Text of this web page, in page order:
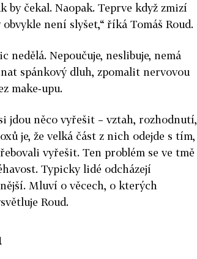
by čekal. Naopak. Teprve když zmizí
není slyšet,“ říká Tomáš Roud.
nedělá. Nepoučuje, neslibuje, nemá
spánkový dluh, zpomalit nervovou
make‑upu.
jdou něco vyřešit – vztah, rozhodnutí,
je, že velká část z nich odejde s tím,
vyřešit. Ten problém se ve tmě
Typicky lidé odcházejí
Mluví o věcech, o kterých
Roud.